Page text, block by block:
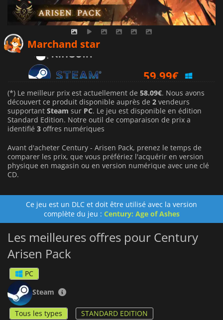
Marchand star
59.99 €
(*) Le meilleur prix est actuellement de 58.09€. Nous avons
découvert ce produit disponible auprès de 2 vendeurs
supportant Steam sur PC. Le jeu est disponible en édition
Standard Edition. Notre outil de comparaison de prix a
identifié 3 offres numériques
Avant d'acheter Century - Arisen Pack, prenez le temps de
comparer les prix, que vous préfériez l'acquérir en version
physique en magasin ou en version numérique avec une clé
CD.
Ce jeu est un DLC et doit être utilisé avec la version
complète du jeu : Century: Age of Ashes
Les meilleures offres pour Century
Arisen Pack
PC
Steam
Tous les types STANDARD EDITION